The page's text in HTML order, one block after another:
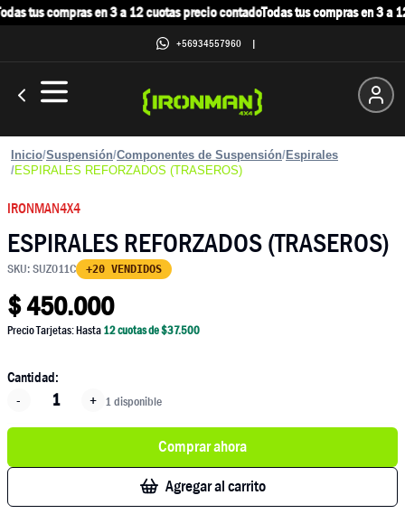
tus compras en 3 a 12 cuotas precio contadoTodas tus compras en 3 a
+56934557960 |
Inicio/Suspensión/Componentes de Suspensión/Espirales
/ESPIRALES REFORZADOS (TRASEROS)
IRONMAN4X4
ESPIRALES REFORZADOS (TRASEROS)
SKU:SUZ011C +20 VENDIDOS
$450.000
Precio Tarjetas: Hasta12cuotas de $37.500
Cantidad:
-
+ 1 disponible
Comprar ahora
Agregar al carrito